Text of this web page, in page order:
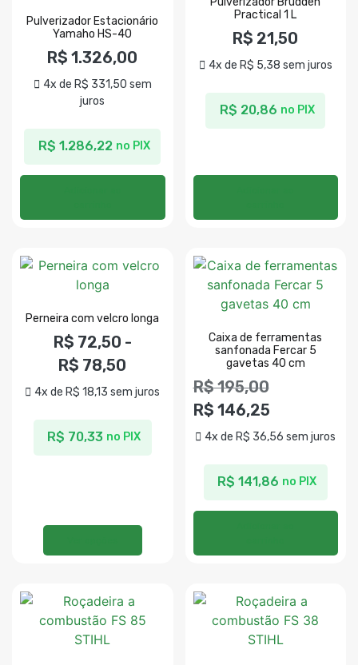
Pulverizador Estacionário
Yamaho HS-40
R$ 1.326,00
4x de R$ 331,50 sem
juros
R$ 1.286,22 no PIX
Practical 1 L
R$ 21,50
4x de R$ 5,38 sem juros
R$ 20,86 no PIX
Perneira com velcro longa
R$ 72,50 -
R$ 78,50
4x de R$ 18,13 sem juros
R$ 70,33 no PIX
Caixa de ferramentas
sanfonada Fercar 5
gavetas 40 cm
R$195,00
R$ 146,25
4x de R$ 36,56 sem juros
R$ 141,86 no PIX